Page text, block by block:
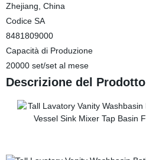
Zhejiang, China
Codice SA
8481809000
Capacità di Produzione
20000 set/set al mese
Descrizione del Prodotto